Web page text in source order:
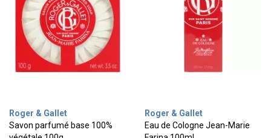
Roger & Gallet
Savon parfumé base 100%
Roger & Gallet
Eau de Cologne Jean-Marie